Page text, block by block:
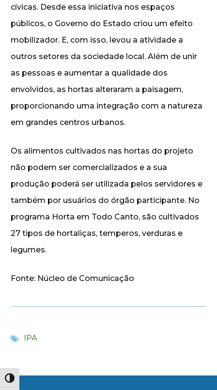
Alternar alto contraste
cívicas. Desde essa iniciativa nos espaços
públicos, o Governo do Estado criou um efeito
mobilizador. E, com isso, levou a atividade a
outros setores da sociedade local. Além de unir
as pessoas e aumentar a qualidade dos
envolvidos, as hortas alteraram a paisagem,
proporcionando uma integração com a natureza
em grandes centros urbanos.
Os alimentos cultivados nas hortas do projeto
não podem ser comercializados e a sua
produção poderá ser utilizada pelos servidores e
também por usuários do órgão participante. No
programa Horta em Todo Canto, são cultivados
27 tipos de hortaliças, temperos, verduras e
legumes.
Fonte: Núcleo de Comunicação
IPA